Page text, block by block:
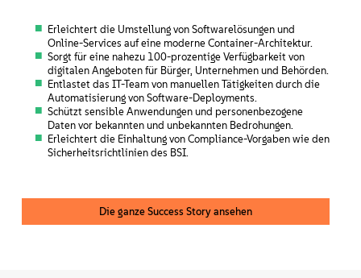
Erleichtert die Umstellung von Softwarelösungen und
Online-Services auf eine moderne Container-Architektur.
Sorgt für eine nahezu 100-prozentige Verfügbarkeit von
digitalen Angeboten für Bürger, Unternehmen und Behörden.
Entlastet das IT-Team von manuellen Tätigkeiten durch die
Automatisierung von Software-Deployments.
Schützt sensible Anwendungen und personenbezogene
Daten vor bekannten und unbekannten Bedrohungen.
Erleichtert die Einhaltung von Compliance-Vorgaben wie den
Sicherheitsrichtlinien des BSI.
Die ganze Success Story ansehen